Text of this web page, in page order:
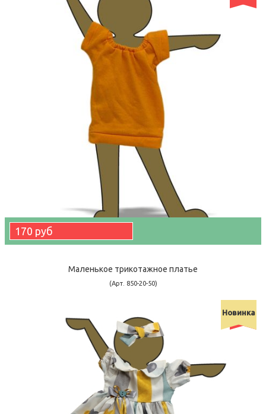
170 руб
Маленькое трикотажное платье
(Арт. 850-20-50)
-
Новинка